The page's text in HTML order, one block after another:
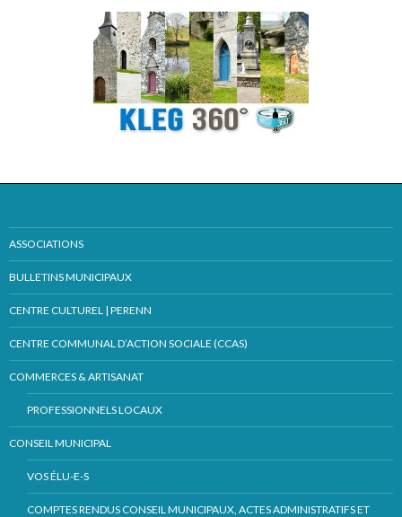
ASSOCIATIONS
BULLETINS MUNICIPAUX
CENTRE CULTUREL | PERENN
CENTRE COMMUNAL D’ACTION SOCIALE (CCAS)
COMMERCES & ARTISANAT
PROFESSIONNELS LOCAUX
CONSEIL MUNICIPAL
VOS ÉLU-E-S
COMPTES RENDUS CONSEIL MUNICIPAUX, ACTES ADMINISTRATIFS ET